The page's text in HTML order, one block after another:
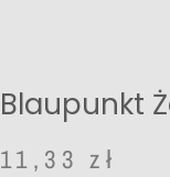
Blaupunkt
11,33zł